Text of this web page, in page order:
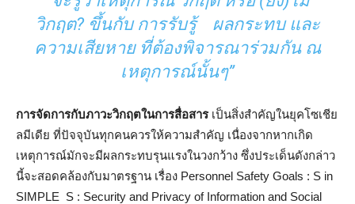
วิกฤต? ขึ้นกับ การรับรู้ ผลกระทบ และ
ความเสียหาย ที่ต้องพิจารณาร่วมกัน ณ
เหตุการณ์นั้นๆ”
การจัดการกับภาวะวิกฤตในการสื่อสารเป็นสิ่งสำคัญในยุคโซเชีย
ลมีเดีย ที่ปัจจุบันทุกคนควรให้ความสำคัญ เนื่องจากหากเกิด
เหตุการณ์มักจะมีผลกระทบรุนแรงในวงกว้าง ซึ่งประเด็นดังกล่าว
นี้จะสอดคล้องกับมาตรฐาน เรื่อง Personnel Safety Goals : S in
SIMPLE S : Security and Privacy of Information and Social